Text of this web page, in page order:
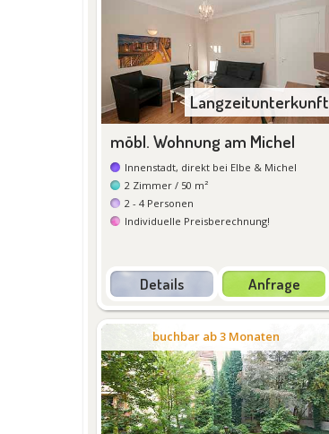
Langzeitunterkunft
möbl. Wohnung am Michel
Innenstadt, direkt bei Elbe & Michel
2 Zimmer/ 50 m²
2 - 4 Personen
Individuelle Preisberechnung!
Details
Details Anfrage
buchbar ab 3 Monaten